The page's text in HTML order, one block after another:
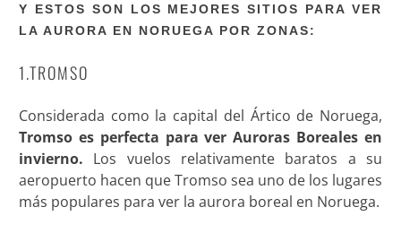
Y ESTOS SON LOS MEJORES SITIOS PARA VER
LA AURORA EN NORUEGA POR ZONAS:
1.TROMSO
Considerada como la capital del Ártico de Noruega,
Tromso es perfecta para ver Auroras Boreales en
invierno. Los vuelos relativamente baratos a su
aeropuerto hacen que Tromso sea uno de los lugares
más populares para ver la aurora boreal en Noruega.